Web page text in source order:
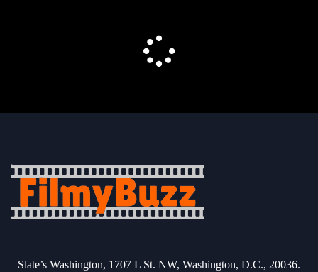
Slate’s Washington, 1707 L St. NW, Washington, D.C., 20036.